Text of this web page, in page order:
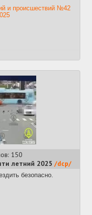
и происшествий №42
150
летний 2025 /dcp/
безопасно.